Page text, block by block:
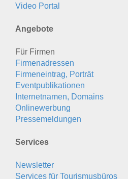
Video Portal
Angebote
Für Firmen
Firmenadressen
Firmeneintrag, Porträt
Eventpublikationen
Internetnamen, Domains
Onlinewerbung
Pressemeldungen
Services
Newsletter
Services für Tourismusbüros